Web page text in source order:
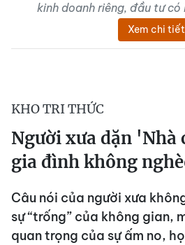
kinh doanh riêng, đầu tư có
Xem chi tiết
KHO TRI THỨC
Người xưa dặn 'Nhà
gia đình không
Câu nói của người xưa
sự “trống” của không gian,
quan trọng của sự ấm no,